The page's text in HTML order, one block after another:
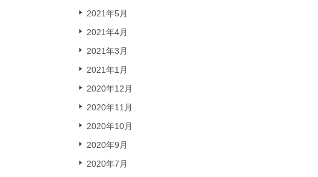
2021年5月
2021年4月
2021年3月
2021年1月
2020年12月
2020年11月
2020年10月
2020年9月
2020年7月